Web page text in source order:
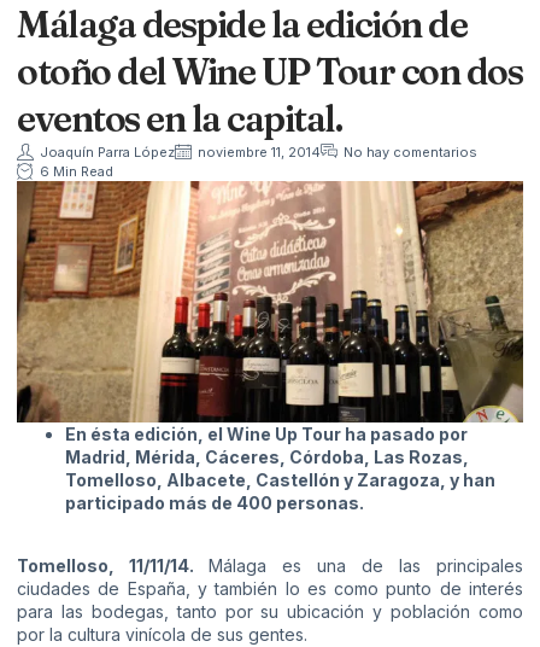
Málaga despide la edición de
otoño del Wine UP Tour con dos
eventos en la capital.
Joaquín Parra López noviembre 11, 2014
No hay comentarios
6 Min Read
En ésta edición, el Wine Up Tour ha pasado por
Madrid, Mérida, Cáceres, Córdoba, Las Rozas,
Tomelloso, Albacete, Castellón y Zaragoza, y han
participado más de 400 personas.
Tomelloso, 11/11/14. Málaga es una de las principales
ciudades de España, y también lo es como punto de interés
para las bodegas, tanto por su ubicación y población como
por la cultura vinícola de sus gentes.